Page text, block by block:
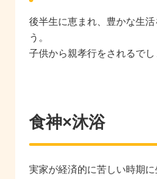
後半生に恵まれ、豊かな生
う。
子供から親孝行をされるでし
食神×沐浴
実家が経済的に苦しい時期